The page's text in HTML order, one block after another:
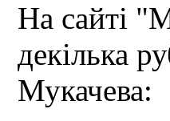
На сайті
декілька
Мукачева: